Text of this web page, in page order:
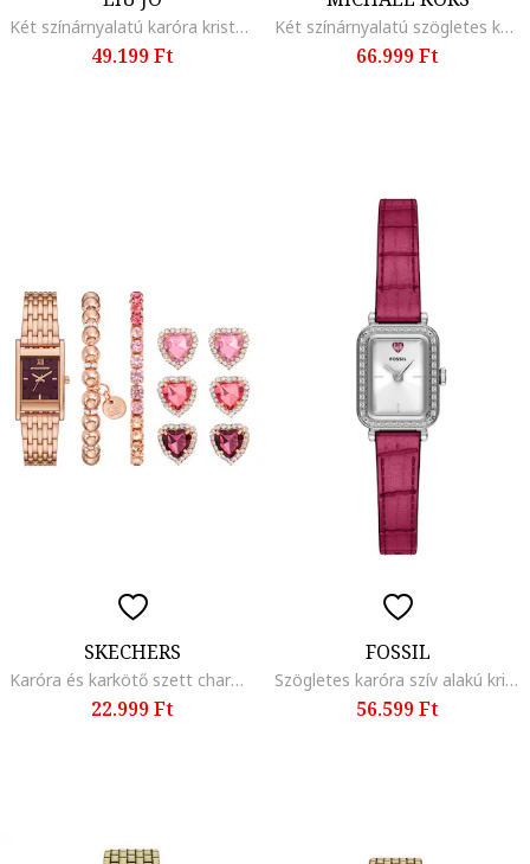
Két színárnyalatú karóra kristályos tokkal, Ezüstszín, Aranyszín
49.199 Ft
Két színárnyalatú szögletes karóra, Ezüstszín/Aranyszín
66.999 Ft
SKECHERS
Karóra és karkötő szett charmokkal - 9 részes, Rózsaarany, Rózsaszín
22.999 Ft
FOSSIL
Szögletes karóra szív alakú kristállyal, Rózsaszín
56.599 Ft